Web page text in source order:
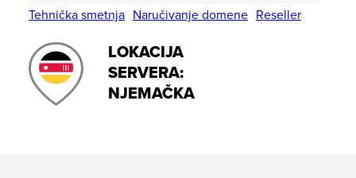
Tehnička smetnja Naručivanje domene Reseller
LOKACIJA
SERVERA:
NJEMAČKA